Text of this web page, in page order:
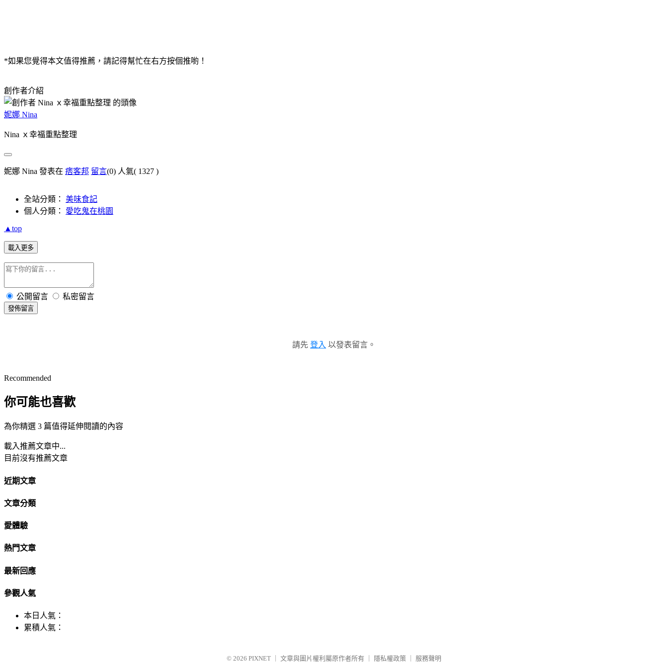
*如果您覺得本文值得推薦，請記得幫忙在右方按個推喲！
創作者介紹
妮娜 Nina
Nina ｘ幸福重點整理
妮娜 Nina 發表在 痞客邦 留言(0) 人氣( 1327 )
全站分類： 美味食記
個人分類： 愛吃鬼在桃園
▲top
載入更多
公開留言 私密留言
發佈留言
請先 登入 以發表留言。
Recommended
你可能也喜歡
為你精選 3 篇值得延伸閱讀的內容
載入推薦文章中...
目前沒有推薦文章
近期文章
文章分類
愛體驗
熱門文章
最新回應
參觀人氣
本日人氣：
累積人氣：
© 2026 PIXNET 文章與圖片權利屬原作者所有 隱私權政策 服務聲明